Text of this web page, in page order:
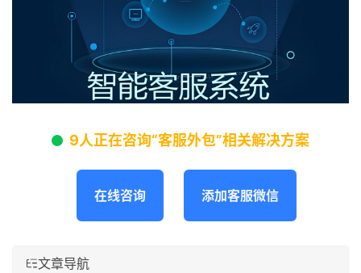
9人正在咨询“客服外包”相关解决方案
在线咨询 添加客服微信
文章导航